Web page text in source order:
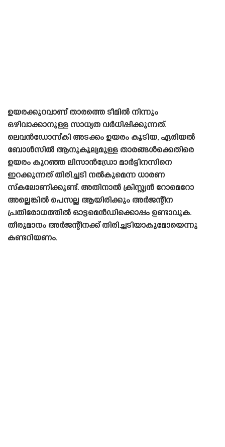
ഉയരക്കുറവാണ് താരത്തെ ടീമിൽ നിന്നും
ഒഴിവാക്കാനുള്ള സാധ്യത വർധിപ്പിക്കുന്നത്.
ലെവൻഡോസ്‌കി അടക്കം ഉയരം കൂടിയ, ഏരിയൽ
ബോൾസിൽ ആനുകൂല്യമുള്ള താരങ്ങൾക്കെതിരെ
ഉയരം കുറഞ്ഞ ലിസാൻഡ്രോ മാർട്ടിനസിനെ
ഇറക്കുന്നത് തിരിച്ചടി നൽകുമെന്ന ധാരണ
സ്‌കലോണിക്കുണ്ട്. അതിനാൽ ക്രിസ്റ്റ്യൻ റോമെറോ
അല്ലെങ്കിൽ പെസല്ല ആയിരിക്കും അർജന്റീന
പ്രതിരോധത്തിൽ ഓട്ടമെൻഡിക്കൊപ്പം ഉണ്ടാവുക.
തീരുമാനം അർജന്റീനക്ക് തിരിച്ചടിയാകുമോയെന്നു
കണ്ടറിയണം.